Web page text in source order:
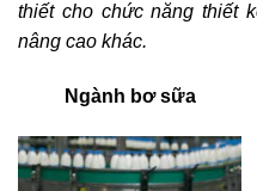
thiết cho chức năng thiết
nâng cao khác.
Ngành bơ sữa